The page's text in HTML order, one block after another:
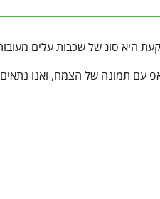
עם תמונה של הצמח, ואנו נתאים